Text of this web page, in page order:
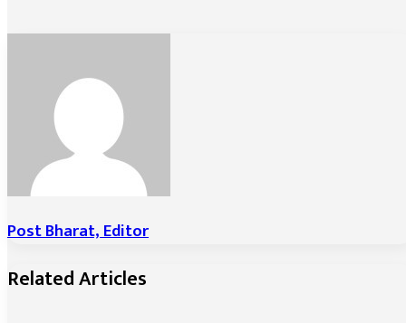
Post Bharat, Editor
Related Articles